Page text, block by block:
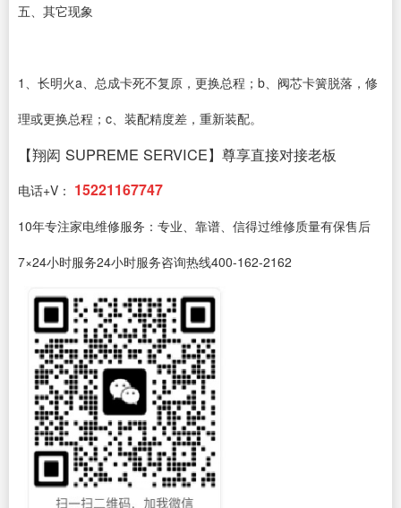
五、其它现象
1、长明火a、总成卡死不复原，更换总程；b、阀芯卡簧脱落，修
理或更换总程；c、装配精度差，重新装配。
【翔闳 SUPREME SERVICE】尊享直接对接老板
电话+V： 15221167747
10年专注家电维修服务：专业、靠谱、信得过维修质量有保售后
7×24小时服务24小时服务咨询热线400-162-2162